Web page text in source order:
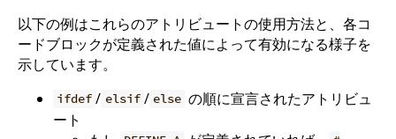
以下の例はこれらのアトリビュートの使用方法と、各コ
ードブロックが定義された値によって有効になる様子を
示しています。
ifdef / elsif / else の順に宣言されたアトリビュ
ート